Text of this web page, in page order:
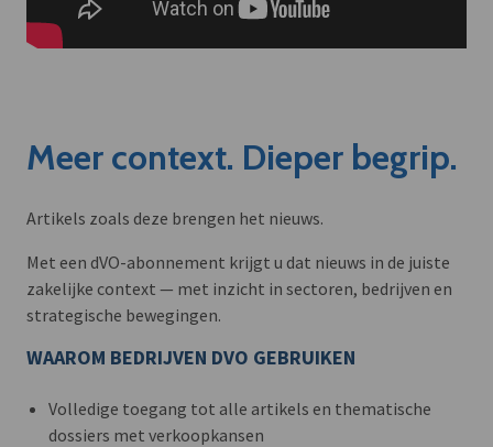
Meer context. Dieper begrip.
Artikels zoals deze brengen het nieuws.
Met een dVO-abonnement krijgt u dat nieuws in de juiste
zakelijke context — met inzicht in sectoren, bedrijven en
strategische bewegingen.
WAAROM BEDRIJVEN DVO GEBRUIKEN
Volledige toegang tot alle artikels en thematische
dossiers met verkoopkansen